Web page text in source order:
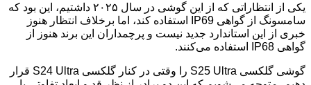
یکی از انتظاراتی که از این گوشی در سال ۲۰۲۵ داشتیم، این بود که
سامسونگ از گواهی IP69 استفاده کند، اما برخلاف انتظار هنوز
خبری از این استاندارد جدید نیست و پرچمداران این برند هنوز از
گواهی IP68 استفاده می‌کنند.
گوشی گلکسی S25 Ultra را وقتی در کنار گلکسی S24 Ultra قرار